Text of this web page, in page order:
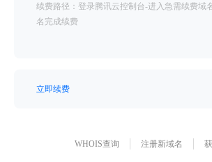
续费路径：登录腾讯云控制台-进入急需续费域
名完成续费
立即续费
WHOIS查询 注册新域名